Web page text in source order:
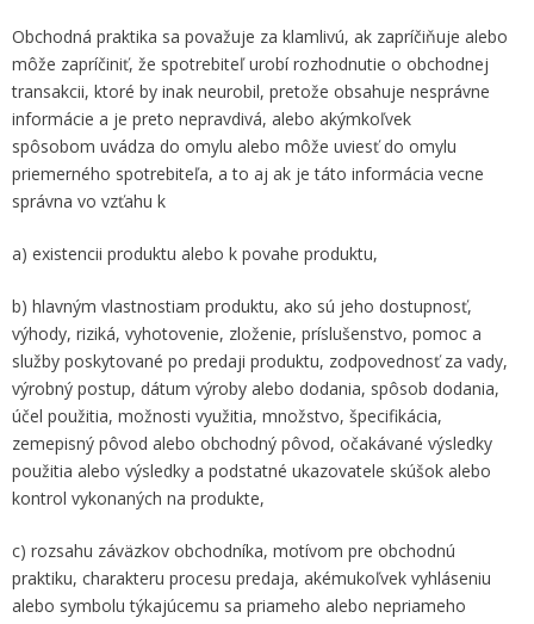
Obchodná praktika sa považuje za klamlivú, ak zapríčiňuje alebo
môže zapríčiniť, že spotrebiteľ urobí rozhodnutie o obchodnej
transakcii, ktoré by inak neurobil, pretože obsahuje nesprávne
informácie a je preto nepravdivá, alebo akýmkoľvek
spôsobom uvádza do omylu alebo môže uviesť do omylu
priemerného spotrebiteľa, a to aj ak je táto informácia vecne
správna vo vzťahu k
a) existencii produktu alebo k povahe produktu,
b) hlavným vlastnostiam produktu, ako sú jeho dostupnosť,
výhody, riziká, vyhotovenie, zloženie, príslušenstvo, pomoc a
služby poskytované po predaji produktu, zodpovednosť za vady,
výrobný postup, dátum výroby alebo dodania, spôsob dodania,
účel použitia, možnosti využitia, množstvo, špecifikácia,
zemepisný pôvod alebo obchodný pôvod, očakávané výsledky
použitia alebo výsledky a podstatné ukazovatele skúšok alebo
kontrol vykonaných na produkte,
c) rozsahu záväzkov obchodníka, motívom pre obchodnú
praktiku, charakteru procesu predaja, akémukoľvek vyhláseniu
alebo symbolu týkajúcemu sa priameho alebo nepriameho